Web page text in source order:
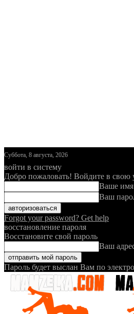
Суббота, 8 августа, 2026
войти в систему
Добро пожаловать! Войдите в свою
Ваше имя
Ваш
Forgot your password? Get help
восстановление пароля
Восстановите свой пароль
Ваш
Пароль будет выслан Вам по